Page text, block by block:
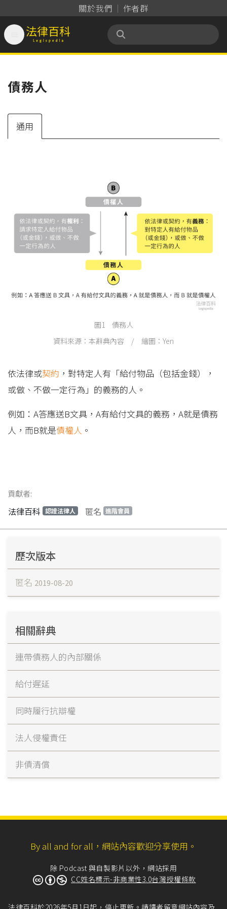
關於我們 作者群
法律百科 Legispedia
債務人
通用
圖1 債務人
資料來源：本辭典內容 / 繪圖：Yen
依法律或契約 ，對特定人有「給付物品（包括金錢），
或做、不做一定行為」的義務的人。
例如：A答應送B文具，A有給付文具的義務，A就是債務
人，而B就是債權人 。
貢獻者:
法律百科 認證法律人 匿名 進階會員
歷次版本
匿名 2019-08-20
相關辭典
連帶債務人的內部關係
給付遲延
同時履行抗辯權
法人侵權責任
非債清償
By all and for all，網站內容歡迎分享使用。
除 Podcast 與自製影片以外，網站採用
CC姓名標示-非商業性3.0台灣授權條款